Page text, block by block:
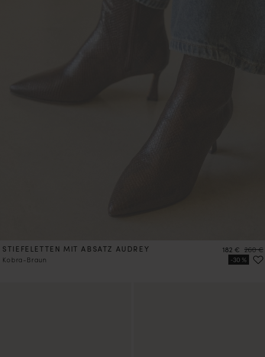
STIEFELETTEN MIT ABSATZ AUDREY
Kobra-Braun
Preis
182 € Preis
260 €